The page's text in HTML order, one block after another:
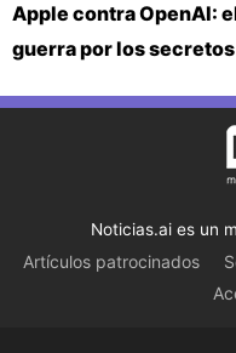
Apple contra OpenAI:
guerra por los secretos
Noticias.ai es un
Artículos patrocinados